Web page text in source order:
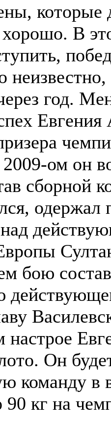
которые
В
неизвестно,
год.
Евгения
ом он
сборной
одержал
бою
настрое
Он
команду в
90 кг на